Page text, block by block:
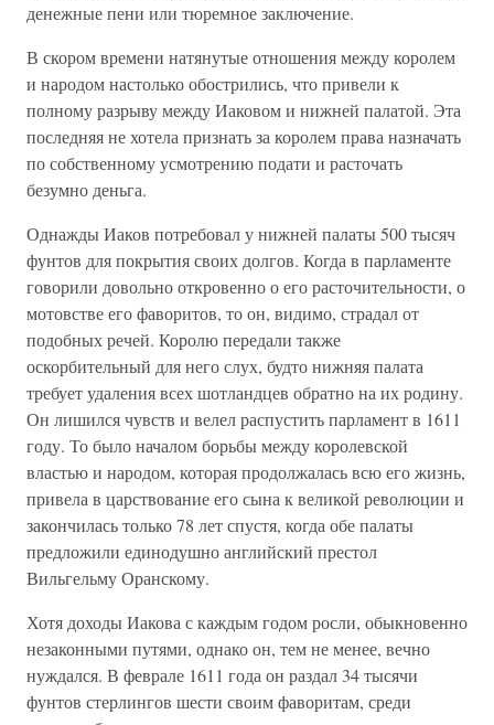
денежные пени или тюремное заключение.
В скором времени натянутые отношения между королем
и народом настолько обострились, что привели к
полному разрыву между Иаковом и нижней палатой. Эта
последняя не хотела признать за королем права назначать
по собственному усмотрению подати и расточать
безумно деньга.
Однажды Иаков потребовал у нижней палаты 500 тысяч
фунтов для покрытия своих долгов. Когда в парламенте
говорили довольно откровенно о его расточительности, о
мотовстве его фаворитов, то он, видимо, страдал от
подобных речей. Королю передали также
оскорбительный для него слух, будто нижняя палата
требует удаления всех шотландцев обратно на их родину.
Он лишился чувств и велел распустить парламент в 1611
году. То было началом борьбы между королевской
властью и народом, которая продолжалась всю его жизнь,
привела в царствование его сына к великой революции и
закончилась только 78 лет спустя, когда обе палаты
предложили единодушно английский престол
Вильгельму Оранскому.
Хотя доходы Иакова с каждым годом росли, обыкновенно
незаконными путями, однако он, тем не менее, вечно
нуждался. В феврале 1611 года он раздал 34 тысячи
фунтов стерлингов шести своим фаворитам, среди